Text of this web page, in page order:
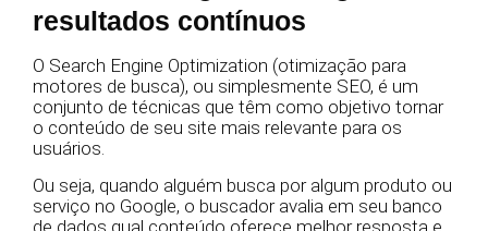
resultados contínuos
O Search Engine Optimization (otimização para
motores de busca), ou simplesmente SEO, é um
conjunto de técnicas que têm como objetivo tornar
o conteúdo de seu site mais relevante para os
usuários.
Ou seja, quando alguém busca por algum produto ou
serviço no Google, o buscador avalia em seu banco
de dados qual conteúdo oferece melhor resposta e